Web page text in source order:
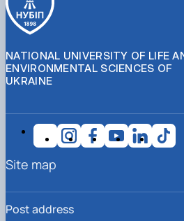
NATIONAL UNIVERSITY OF LIFE
ENVIRONMENTAL SCIENCES OF
UKRAINE
Post address
Site map